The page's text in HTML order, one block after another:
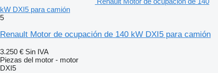
kW DXI5 para camión
5
Renault Motor de ocupación de 140 kW DXI5 para camión
3.250 € Sin IVA
Piezas del motor - motor
DXI5